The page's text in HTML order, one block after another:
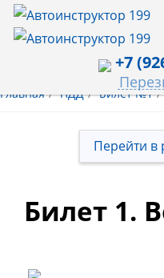
+7
Главная ПДД Билет №1
Перейти в
Билет 1.